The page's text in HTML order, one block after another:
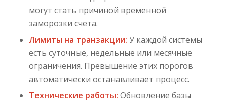
могут стать причиной временной
заморозки счета.
Лимиты на транзакции: У каждой системы
есть суточные, недельные или месячные
ограничения. Превышение этих порогов
автоматически останавливает процесс.
Технические работы: Обновление базы